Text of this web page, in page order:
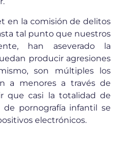
en la comisión de delitos
tal punto que nuestros
han aseverado la
producir agresiones
son múltiples los
a menores a través de
que casi la totalidad de
pornografía infantil se
electrónicos.